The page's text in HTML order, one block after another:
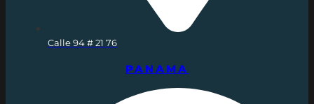
Calle 94 # 21 76
PANAMA